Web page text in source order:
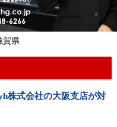
賀県
株式会社の大阪支店が対